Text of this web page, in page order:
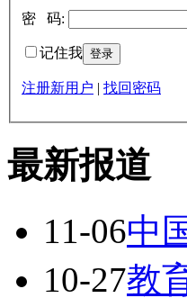
密 码:
记住我
注册新用户 找回密码
最新报道
11-06中
10-27教